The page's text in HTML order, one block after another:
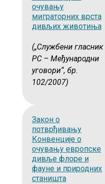
очувању
миграторних врста
дивљих животиња
(„Службени гласник
РС – Међународни
уговори“, бр.
102/2007)
Закон о
потврђивању
Конвенције о
очувању европске
дивље флоре и
фауне и природних
станишта